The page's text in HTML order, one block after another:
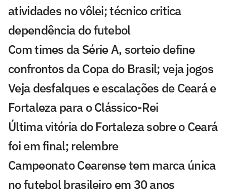
atividades no vôlei; técnico critica
dependência do futebol
Com times da Série A, sorteio define
confrontos da Copa do Brasil; veja jogos
Veja desfalques e escalações de Ceará e
Fortaleza para o Clássico-Rei
Última vitória do Fortaleza sobre o Ceará
foi em final; relembre
Campeonato Cearense tem marca única
no futebol brasileiro em 30 anos